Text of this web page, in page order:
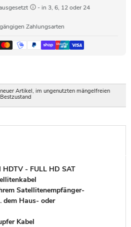
- in 3, 6, 12 oder 24
Zahlungsarten
neuer Artikel, im ungenutzten mängelfreien
Bestzustand
HDTV - FULL HD SAT
Satellitenempfänger-
dem Haus- oder
Kabel